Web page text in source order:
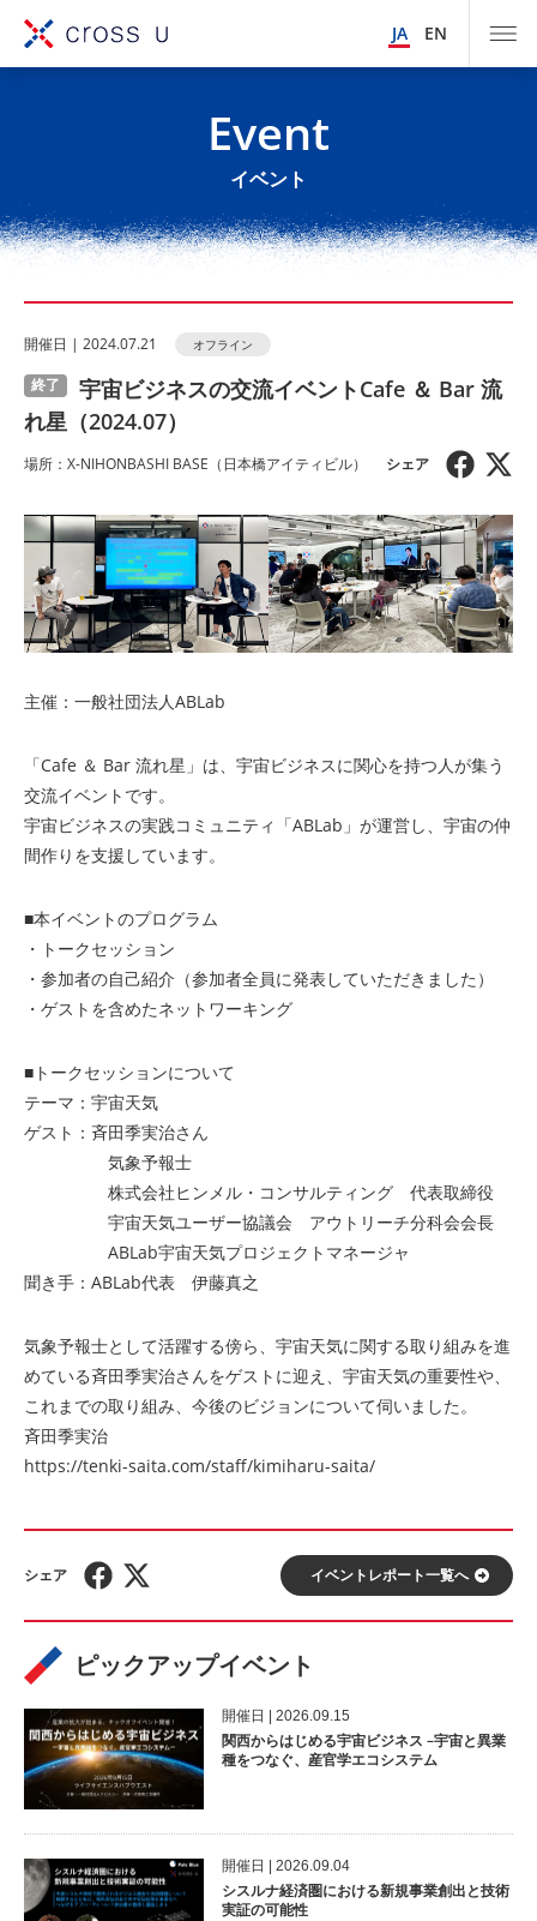
JA EN
Event
イベント
開催⽇ | 2024.07.21 オフライン
終了
宇宙ビジネスの交流イベントCafe ＆ Bar 流
れ星（2024.07）
場所：X-NIHONBASHI BASE（⽇本橋アイティビル）
主催：一般社団法人ABLab
「Cafe ＆ Bar 流れ星」は、宇宙ビジネスに関心を持つ人が集う
交流イベントです。
宇宙ビジネスの実践コミュニティ「ABLab」が運営し、宇宙の仲
間作りを支援しています。
■本イベントのプログラム
・トークセッション
・参加者の自己紹介（参加者全員に発表していただきました）
・ゲストを含めたネットワーキング
■トークセッションについて
テーマ：宇宙天気
ゲスト：斉田季実治さん
気象予報士
株式会社ヒンメル・コンサルティング 代表取締役
宇宙天気ユーザー協議会 アウトリーチ分科会会長
ABLab宇宙天気プロジェクトマネージャ
聞き手：ABLab代表 伊藤真之
気象予報士として活躍する傍ら、宇宙天気に関する取り組みを進
めている斉田季実治さんをゲストに迎え、宇宙天気の重要性や、
これまでの取り組み、今後のビジョンについて伺いました。
斉田季実治
https://tenki-saita.com/staff/kimiharu-saita/
イベントレポート⼀覧へ
ピックアップイベント
開催⽇ | 2026.09.15
関西からはじめる宇宙ビジネス –宇宙と異業
種をつなぐ、産官学エコシステム
開催⽇ | 2026.09.04
シスルナ経済圏における新規事業創出と技術
実証の可能性